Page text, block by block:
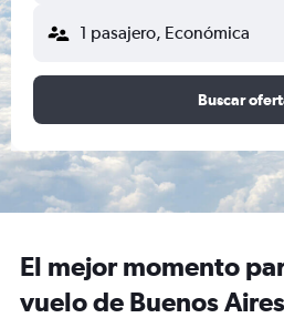
1 pasajero, Económica
Buscar
El mejor momento
vuelo de Buenos